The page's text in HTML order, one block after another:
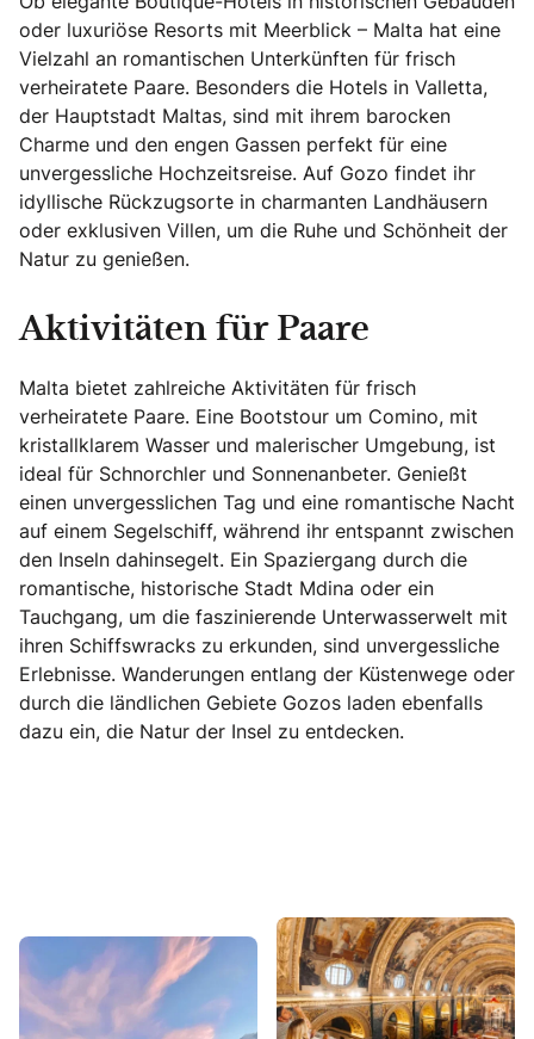
oder luxuriöse Resorts mit Meerblick – Malta hat eine
Vielzahl an romantischen Unterkünften für frisch
verheiratete Paare. Besonders die Hotels in Valletta,
der Hauptstadt Maltas, sind mit ihrem barocken
Charme und den engen Gassen perfekt für eine
unvergessliche Hochzeitsreise. Auf Gozo findet ihr
idyllische Rückzugsorte in charmanten Landhäusern
oder exklusiven Villen, um die Ruhe und Schönheit der
Natur zu genießen.
Aktivitäten für Paare
Malta bietet zahlreiche Aktivitäten für frisch
verheiratete Paare. Eine Bootstour um Comino, mit
kristallklarem Wasser und malerischer Umgebung, ist
ideal für Schnorchler und Sonnenanbeter. Genießt
einen unvergesslichen Tag und eine romantische Nacht
auf einem Segelschiff, während ihr entspannt zwischen
den Inseln dahinsegelt. Ein Spaziergang durch die
romantische, historische Stadt Mdina oder ein
Tauchgang, um die faszinierende Unterwasserwelt mit
ihren Schiffswracks zu erkunden, sind unvergessliche
Erlebnisse. Wanderungen entlang der Küstenwege oder
durch die ländlichen Gebiete Gozos laden ebenfalls
dazu ein, die Natur der Insel zu entdecken.